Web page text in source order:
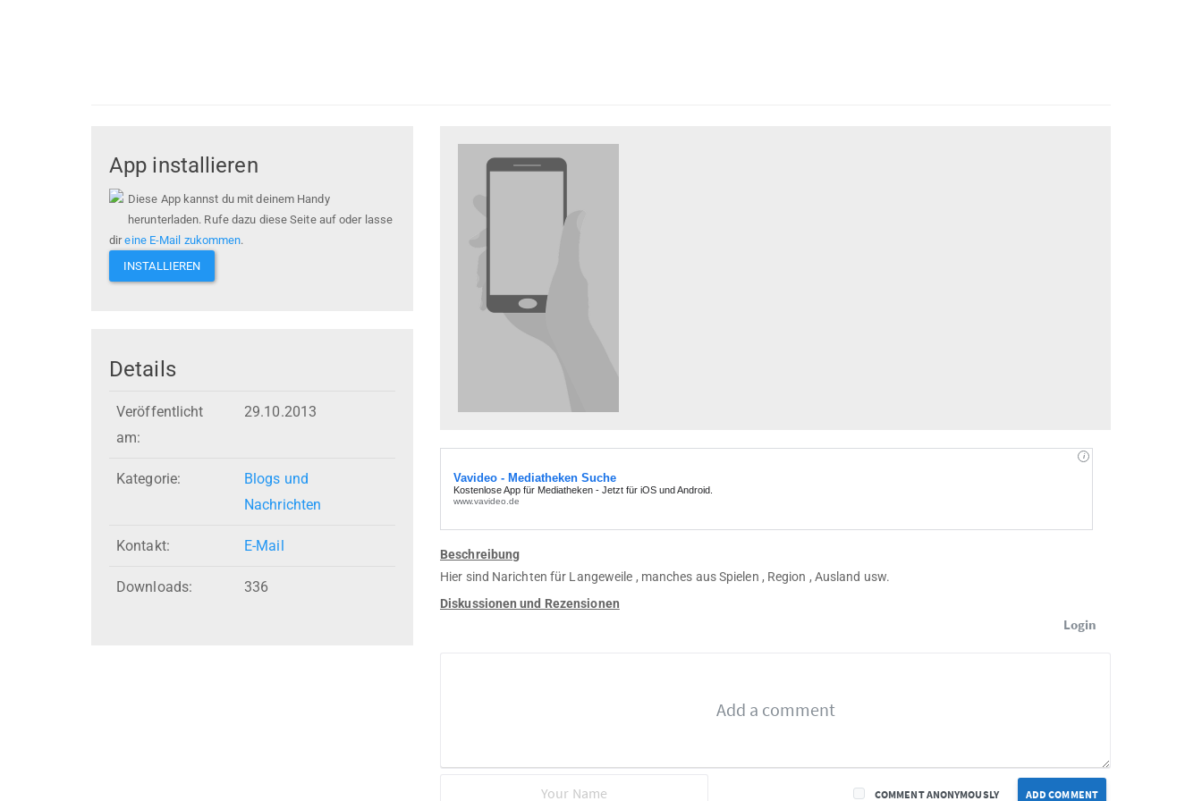
App installieren
Diese App kannst du mit deinem Handy
herunterladen. Rufe dazu diese Seite auf oder lasse
direine E-Mail zukommen.
INSTALLIEREN
Details
Veröffentlicht
am:
29.10.2013
Kategorie:
Blogs und
Nachrichten
Kontakt: E-Mail
Downloads: 336
Beschreibung
Hier sind Narichten für Langeweile , manches aus Spielen , Region , Ausland usw.
Diskussionen und Rezensionen
Login
ADD COMMENT
COMMENT ANONYMOUSLY